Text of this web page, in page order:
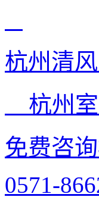
杭州清
杭州
免费咨
0571-